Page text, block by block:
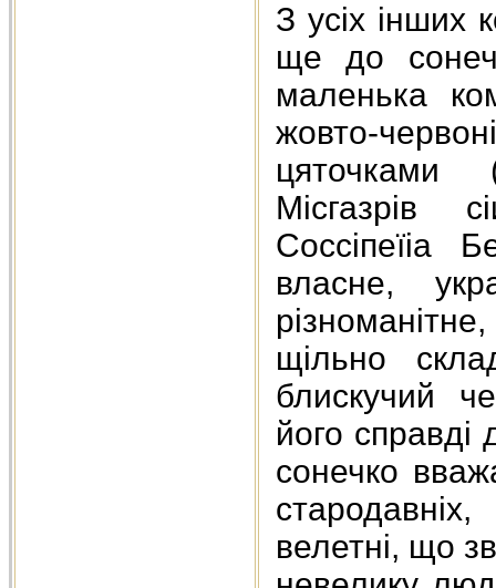
З усіх інших
ще до
маленька
жовто-
цяточками
Місгазрів
Соссіпеїіа
власне,
щільно
блискучий
його
сонечко
велетні, що